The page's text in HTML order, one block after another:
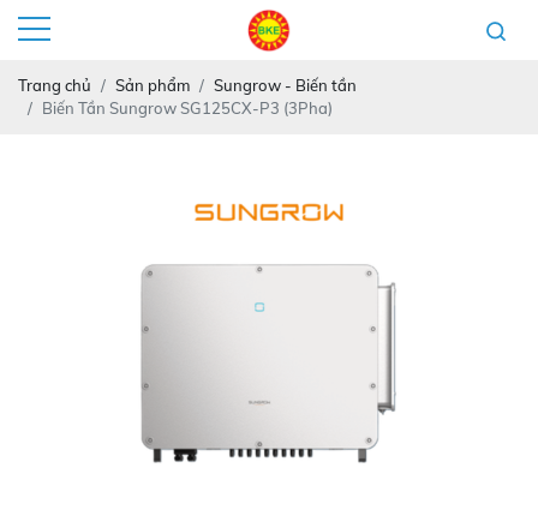
Trang chủ Sản phẩm
Sungrow - Biến tần
Biến Tần Sungrow SG125CX-P3 (3Pha)